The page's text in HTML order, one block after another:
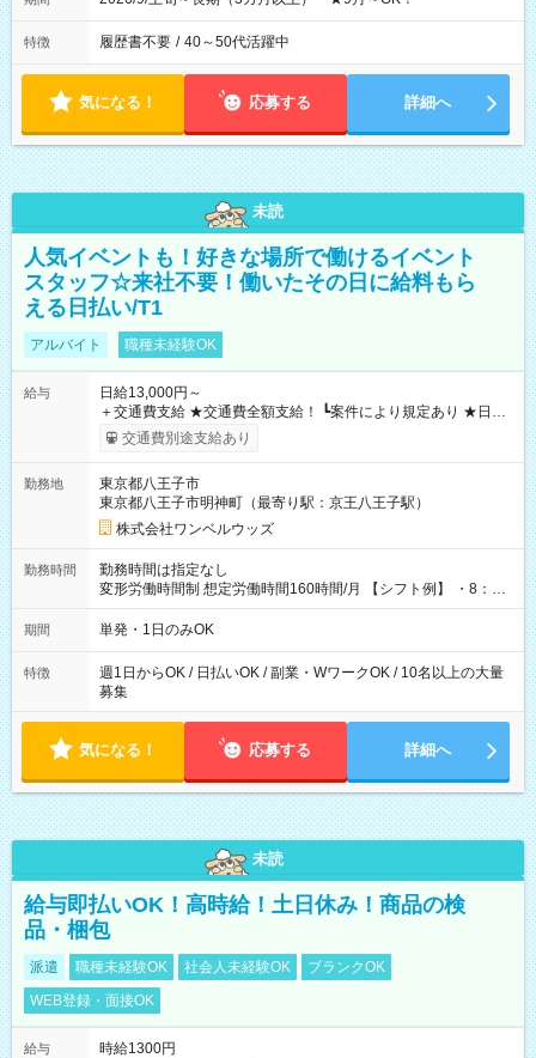
特徴 履歴書不要 / 40～50代活躍中
気になる！ 応募する 詳細へ
未読
人気イベントも！好きな場所で働けるイベント
スタッフ☆来社不要！働いたその日に給料もら
える日払い/T1
アルバイト 職種未経験OK
給与
日給13,000円～
＋交通費支給 ★交通費全額支給！ ┗案件により規定あり ★日払
いOK！（規定あり） ┗働いたその日に現金GET♪ お仕事後はコ
ンビニATMから 日払い分を引き落とせます！ 【試用期間】試
交通費別途支給あり
勤務地
東京都八王子市
東京都八王子市明神町（最寄り駅：京王八王子駅）
株式会社ワンベルウッズ
勤務時間
勤務時間は指定なし
変形労働時間制 想定労働時間160時間/月 【シフト例】 ・8：00
～21：00
期間 単発・1日のみOK
特徴
週1日からOK / 日払いOK / 副業・WワークOK / 10名以上の大量
募集
気になる！ 応募する 詳細へ
未読
給与即払いOK！高時給！土日休み！商品の検
品・梱包
派遣 職種未経験OK 社会人未経験OK
ブランクOK
WEB登録・面接OK
給与
時給1300円